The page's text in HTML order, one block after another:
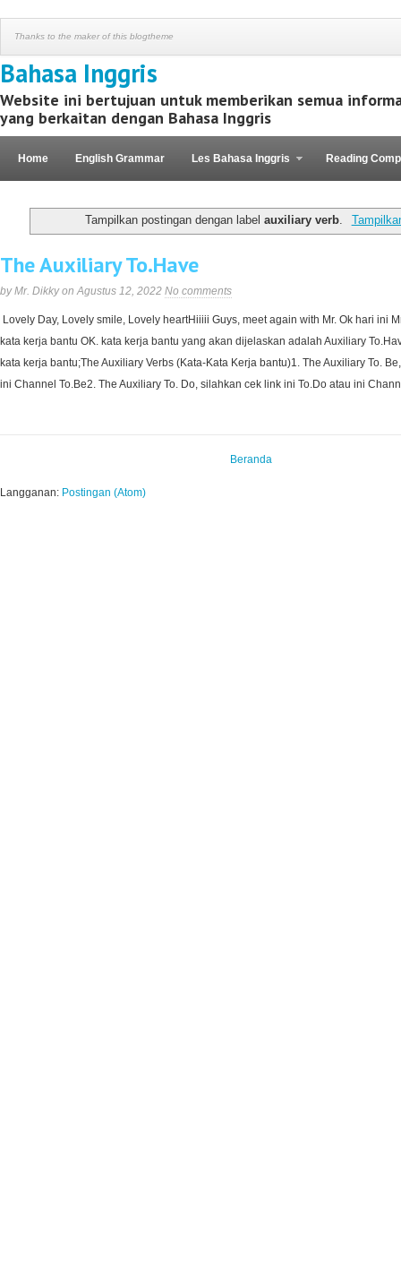
Thanks to the maker of this blogtheme
Bahasa Inggris
Website ini bertujuan untuk memberikan semua
yang berkaitan dengan Bahasa Inggris
Home English Grammar Les Bahasa Inggris Reading
Tampilkan postingan dengan labelauxiliary verb
The Auxiliary To.Have
by Mr. Dikky on Agustus 12, 2022 No comments
Lovely Day, Lovely smile, Lovely heartHiiiii Guys, meet again with Mr. Ok hari ini
kata kerja bantu OK. kata kerja bantu yang akan dijelaskan adalah Auxiliary
kata kerja bantu;The Auxiliary Verbs (Kata-Kata Kerja bantu)1. The Auxiliary To.
ini Channel To.Be2. The Auxiliary To. Do, silahkan cek link ini To.Do atau ini
Beranda
Langganan: Postingan (Atom)